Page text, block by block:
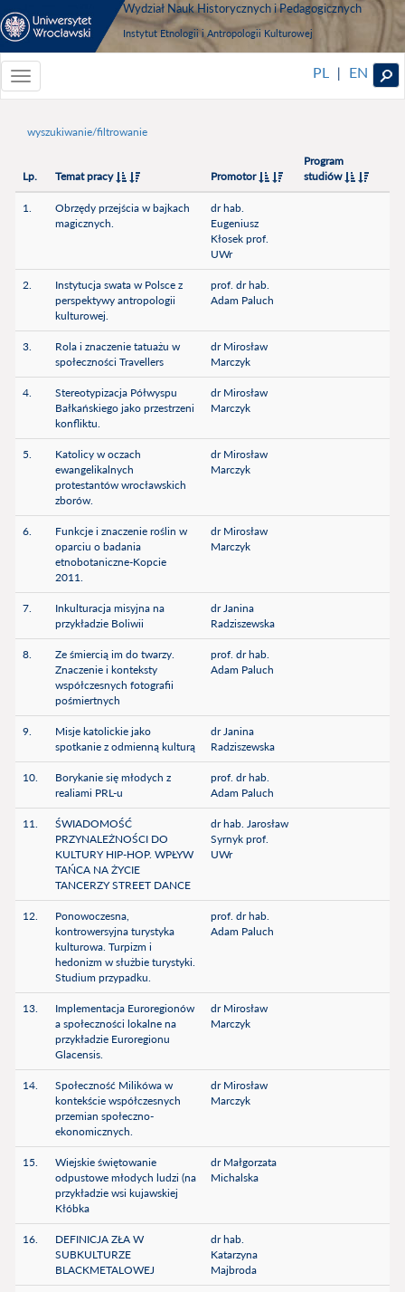
Wydział Nauk Historycznych i Pedagogicznych
Instytut Etnologii i Antropologii Kulturowej
Toggle
navigationToggle
PL | EN
wyszukiwanie/filtrowanie
Lp. Temat pracy Promotor
Program
studiów
1.
Obrzędy przejścia w bajkach
magicznych.
dr hab.
Eugeniusz
Kłosek prof.
UWr
2.
Instytucja swata w Polsce z
perspektywy antropologii
kulturowej.
prof. dr hab.
Adam Paluch
3.
Rola i znaczenie tatuażu w
społeczności Travellers
dr Mirosław
Marczyk
4.
Stereotypizacja Półwyspu
Bałkańskiego jako przestrzeni
konfliktu.
dr Mirosław
Marczyk
5.
Katolicy w oczach
ewangelikalnych
protestantów wrocławskich
zborów.
dr Mirosław
Marczyk
6.
Funkcje i znaczenie roślin w
oparciu o badania
etnobotaniczne-Kopcie
2011.
dr Mirosław
Marczyk
7.
Inkulturacja misyjna na
przykładzie Boliwii
dr Janina
Radziszewska
8.
Ze śmiercią im do twarzy.
Znaczenie i konteksty
współczesnych fotografii
pośmiertnych
prof. dr hab.
Adam Paluch
9.
Misje katolickie jako
spotkanie z odmienną kulturą
dr Janina
Radziszewska
10.
Borykanie się młodych z
realiami PRL-u
prof. dr hab.
Adam Paluch
11.
ŚWIADOMOŚĆ
PRZYNALEŻNOŚCI DO
KULTURY HIP-HOP. WPŁYW
TAŃCA NA ŻYCIE
TANCERZY STREET DANCE
dr hab. Jarosław
Syrnyk prof.
UWr
12.
Ponowoczesna,
kontrowersyjna turystyka
kulturowa. Turpizm i
hedonizm w służbie turystyki.
Studium przypadku.
prof. dr hab.
Adam Paluch
13.
Implementacja Euroregionów
a społeczności lokalne na
przykładzie Euroregionu
Glacensis.
dr Mirosław
Marczyk
14.
Społeczność Milikówa w
kontekście współczesnych
przemian społeczno-
ekonomicznych.
dr Mirosław
Marczyk
15.
Wiejskie świętowanie
odpustowe młodych ludzi (na
przykładzie wsi kujawskiej
Kłóbka
dr Małgorzata
Michalska
16.
DEFINICJA ZŁA W
SUBKULTURZE
BLACKMETALOWEJ
dr hab.
Katarzyna
Majbroda